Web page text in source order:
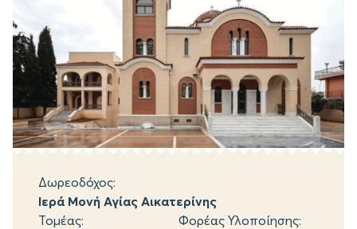
Δωρεοδόχος:
Ιερά Μονή Αγίας Αικατερίνης
Τομέας:
Φορέας Υλοποίησης: